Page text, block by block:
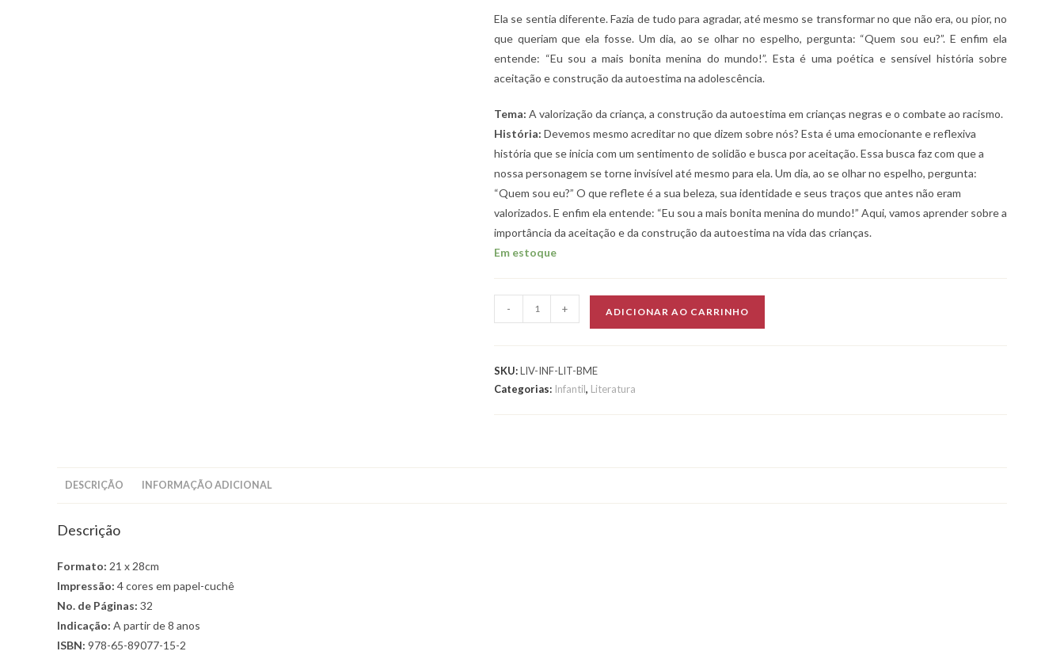
Ela se sentia diferente. Fazia de tudo para agradar, até mesmo se transformar no que não era, ou pior, no
que queriam que ela fosse. Um dia, ao se olhar no espelho, pergunta: “Quem sou eu?”. E enfim ela
entende: “Eu sou a mais bonita menina do mundo!”. Esta é uma poética e sensível história sobre
aceitação e construção da autoestima na adolescência.
Tema: A valorização da criança, a construção da autoestima em crianças negras e o combate ao racismo.
História: Devemos mesmo acreditar no que dizem sobre nós? Esta é uma emocionante e reflexiva
história que se inicia com um sentimento de solidão e busca por aceitação. Essa busca faz com que a
nossa personagem se torne invisível até mesmo para ela. Um dia, ao se olhar no espelho, pergunta:
“Quem sou eu?” O que reflete é a sua beleza, sua identidade e seus traços que antes não eram
valorizados. E enfim ela entende: “Eu sou a mais bonita menina do mundo!” Aqui, vamos aprender sobre a
importância da aceitação e da construção da autoestima na vida das crianças.
Em estoque
Mais
do
- + ADICIONAR AO CARRINHO
SKU:LIV-INF-LIT-BME
Categorias: Infantil, Literatura
DESCRIÇÃO INFORMAÇÃO ADICIONAL
Descrição
Formato: 21 x 28cm
Impressão: 4 cores em papel-cuchê
No. de Páginas: 32
Indicação: A partir de 8 anos
ISBN: 978-65-89077-15-2